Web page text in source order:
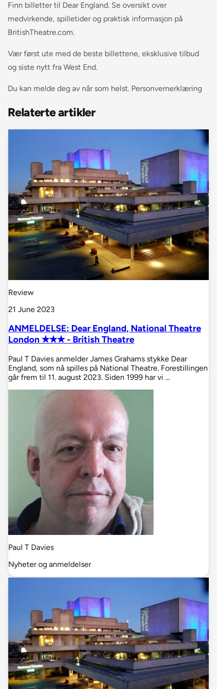
Finn billetter til Dear England. Se oversikt over
medvirkende, spilletider og praktisk informasjon på
BritishTheatre.com.
Vær først ute med de beste billettene, eksklusive tilbud
og siste nytt fra West End.
Du kan melde deg av når som helst. Personvernerklæring
Relaterte artikler
Review
21 June 2023
ANMELDELSE: Dear England, National Theatre
London ✭✭✭ - British Theatre
Paul T Davies anmelder James Grahams stykke Dear
England, som nå spilles på National Theatre. Forestillingen
går frem til 11. august 2023. Siden 1999 har vi …
Paul T Davies
Nyheter og anmeldelser